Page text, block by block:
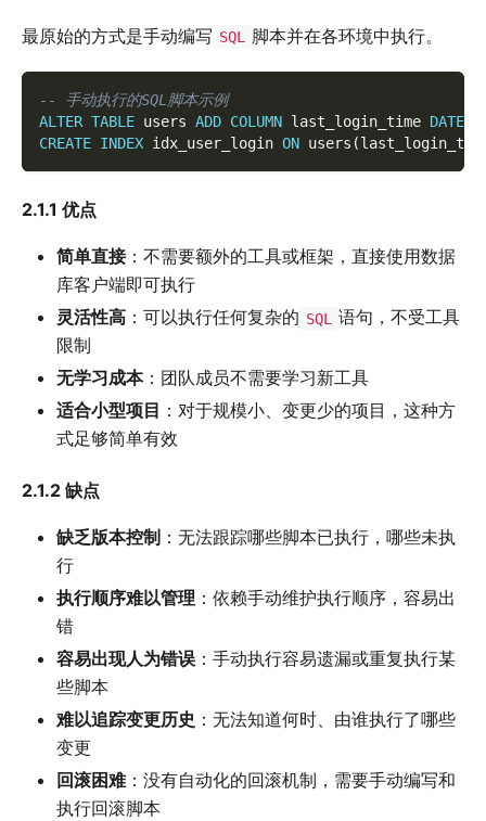
最原始的方式是手动编写 SQL 脚本并在各环境中执行。
-- 手动执行的SQL脚本示例
ALTER TABLE users ADD COLUMN last_login_time
CREATE INDEX idx_user_login ON users (
2.1.1 优点
简单直接：不需要额外的工具或框架，直接使用数据
库客户端即可执行
灵活性高 ：可以执行任何复杂的 SQL
语句，不受工具
限制
无学习成本：团队成员不需要学习新工具
适合小型项目 ：对于规模小、变更少的项目，这种方
式足够简单有效
2.1.2 缺点
缺乏版本控制 ：无法跟踪哪些脚本已执行，哪些未执
行
执行顺序难以管理 ：依赖手动维护执行顺序，容易出
错
容易出现人为错误 ：手动执行容易遗漏或重复执行某
些脚本
难以追踪变更历史 ：无法知道何时、由谁执行了哪些
变更
回滚困难：没有自动化的回滚机制，需要手动编写和
执行回滚脚本